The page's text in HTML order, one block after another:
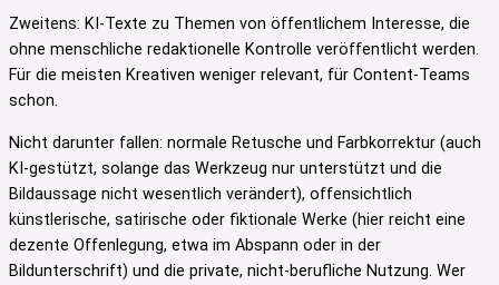
Zweitens: KI-Texte zu Themen von öffentlichem Interesse, die
ohne menschliche redaktionelle Kontrolle veröffentlicht werden.
Für die meisten Kreativen weniger relevant, für Content-Teams
schon.
Nicht darunter fallen: normale Retusche und Farbkorrektur (auch
KI-gestützt, solange das Werkzeug nur unterstützt und die
Bildaussage nicht wesentlich verändert), offensichtlich
künstlerische, satirische oder fiktionale Werke (hier reicht eine
dezente Offenlegung, etwa im Abspann oder in der
Bildunterschrift) und die private, nicht-berufliche Nutzung. Wer